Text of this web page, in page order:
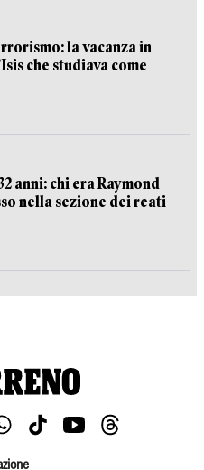
la vacanza in
che studiava come
anni: chi era Raymond
nella sezione dei reati